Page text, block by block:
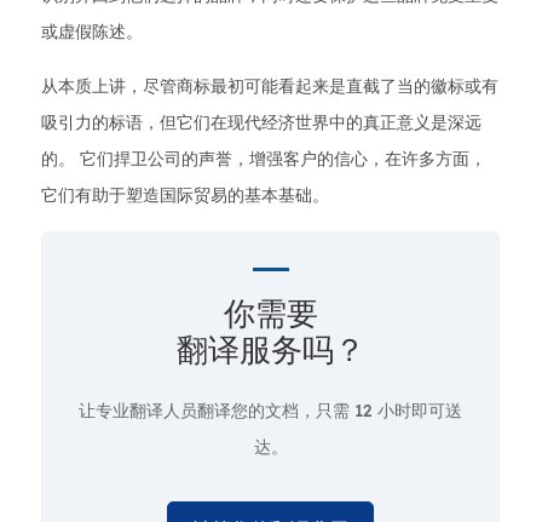
或虚假陈述。
从本质上讲，尽管商标最初可能看起来是直截了当的徽标或有
吸引力的标语，但它们在现代经济世界中的真正意义是深远
的。 它们捍卫公司的声誉，增强客户的信心，在许多方面，
它们有助于塑造国际贸易的基本基础。
你需要
翻译服务吗？
让专业翻译人员翻译您的文档，只需 12 小时即可送
达。